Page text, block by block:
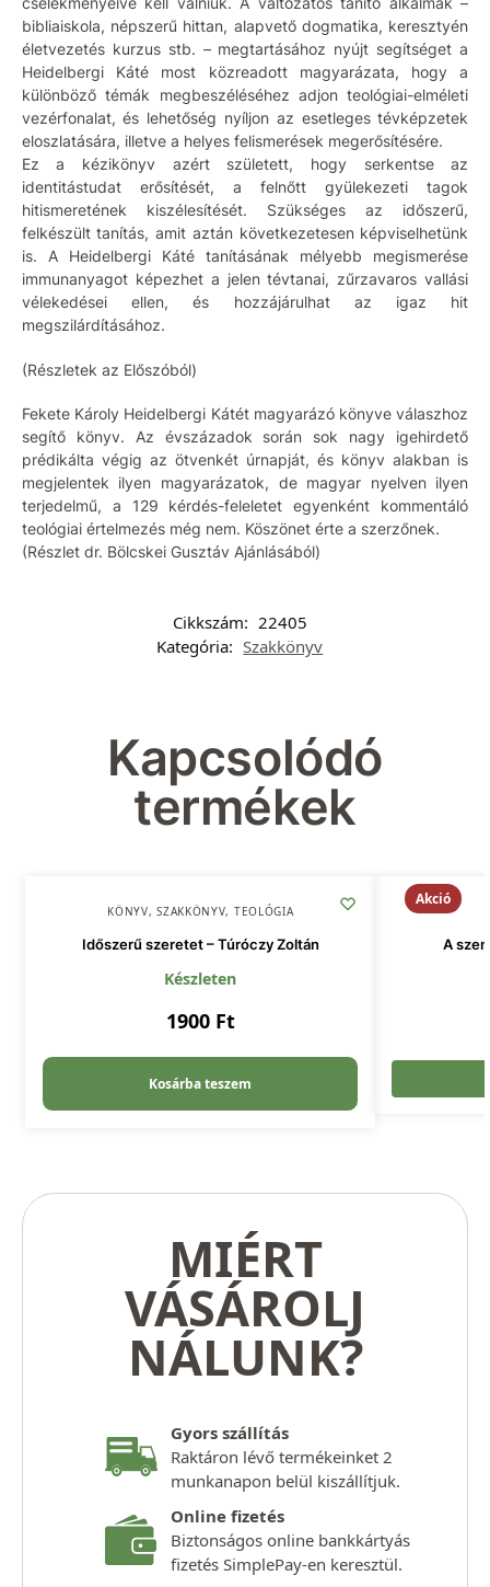
bibliaiskola, népszerű hittan, alapvető dogmatika, keresztyén
életvezetés kurzus stb. – megtartásához nyújt segítséget a
Heidelbergi Káté most közreadott magyarázata, hogy a
különböző témák megbeszéléséhez adjon teológiai-elméleti
vezérfonalat, és lehetőség nyíljon az esetleges tévképzetek
eloszlatására, illetve a helyes felismerések megerősítésére.
Ez a kézikönyv azért született, hogy serkentse az
identitástudat erősítését, a felnőtt gyülekezeti tagok
hitismeretének kiszélesítését. Szükséges az időszerű,
felkészült tanítás, amit aztán következetesen képviselhetünk
is. A Heidelbergi Káté tanításának mélyebb megismerése
immunanyagot képezhet a jelen tévtanai, zűrzavaros vallási
vélekedései ellen, és hozzájárulhat az igaz hit
megszilárdításához.
(Részletek az Előszóból)
Fekete Károly Heidelbergi Kátét magyarázó könyve válaszhoz
segítő könyv. Az évszázadok során sok nagy igehirdető
prédikálta végig az ötvenkét úrnapját, és könyv alakban is
megjelentek ilyen magyarázatok, de magyar nyelven ilyen
terjedelmű, a 129 kérdés-feleletet egyenként kommentáló
teológiai értelmezés még nem. Köszönet érte a szerzőnek.
(Részlet dr. Bölcskei Gusztáv Ajánlásából)
Cikkszám: 22405
Kategória: Szakkönyv
Kapcsolódó
termékek
KÖNYV,SZAKKÖNYV, TEOLÓGIA
Időszerű szeretet – Túróczy Zoltán
Készleten
1900 Ft
Kosárba teszem
Akció
A
MIÉRT
VÁSÁROLJ
NÁLUNK?
Gyors szállítás
Raktáron lévő termékeinket 2
munkanapon belül kiszállítjuk.
Online fizetés
Biztonságos online bankkártyás
fizetés SimplePay-en keresztül.